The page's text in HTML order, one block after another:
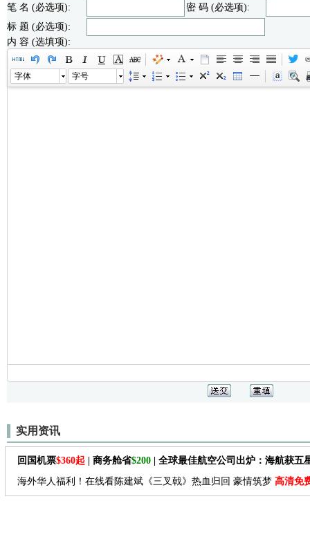
笔 名 (必选项):
密 码 (必选项):
标 题 (必选项):
内 容 (选填项):
字体 字号
实用资讯
回国机票$360起 | 商务舱省$200 | 全球最佳航空公司出炉：海航获五
海外华人福利！在线看陈建斌《三叉戟》热血归回 豪情筑梦 高清免